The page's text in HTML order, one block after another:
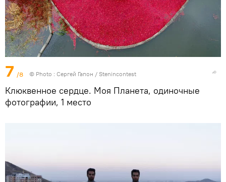
7 /8 © Photo : Сергей Гапон / Stenincontest
Клюквенное сердце. Моя Планета, одиночные
фотографии, 1 место